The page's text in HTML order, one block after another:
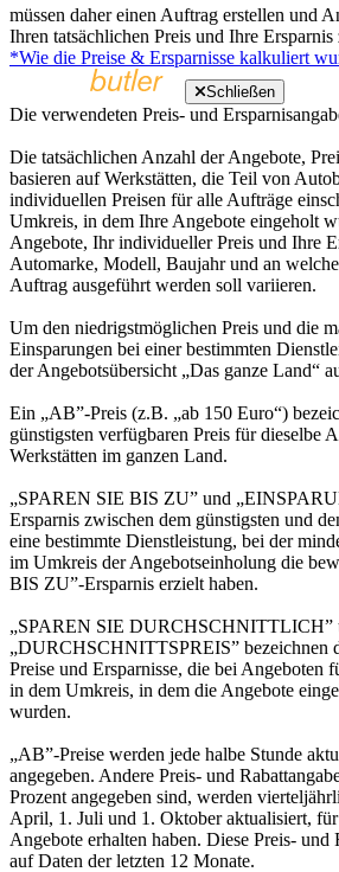
müssen daher einen Auftrag erstellen und
Ihren tatsächlichen Preis und Ihre Ersparnis
*Wie die Preise & Ersparnisse kalkuliert
Schließen
Die verwendeten Preis- und
Die tatsächlichen Anzahl der Angebote,
basieren auf Werkstätten, die Teil von
individuellen Preisen für alle Aufträge
Umkreis, in dem Ihre Angebote eingeholt
Angebote, Ihr individueller Preis und Ihre
Automarke, Modell, Baujahr und an
Auftrag ausgeführt werden soll variieren.
Um den niedrigstmöglichen Preis und die
Einsparungen bei einer bestimmten
der Angebotsübersicht „Das ganze Land“
Ein „AB”-Preis (z.B. „ab 150 Euro“)
günstigsten verfügbaren Preis für dieselbe
Werkstätten im ganzen Land.
„SPAREN SIE BIS ZU” und
Ersparnis zwischen dem günstigsten und
eine bestimmte Dienstleistung, bei der
im Umkreis der Angebotseinholung die
BIS ZU”-Ersparnis erzielt haben.
„SPAREN SIE DURCHSCHNITTLICH”
„DURCHSCHNITTSPREIS” bezeichnen
Preise und Ersparnisse, die bei Angeboten
in dem Umkreis, in dem die Angebote
wurden.
„AB”-Preise werden jede halbe Stunde
angegeben. Andere Preis- und
Prozent angegeben sind, werden
April, 1. Juli und 1. Oktober aktualisiert, für
Angebote erhalten haben. Diese Preis- und
auf Daten der letzten 12 Monate.